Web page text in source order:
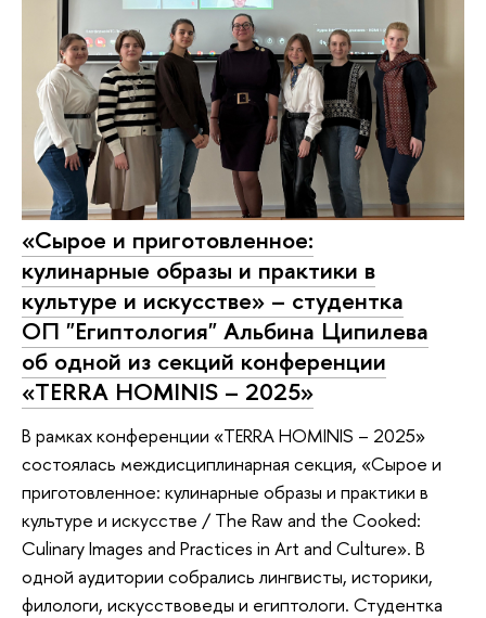
«Сырое и приготовленное:
кулинарные образы и практики в
культуре и искусстве» – студентка
ОП "Египтология" Альбина Ципилева
об одной из секций конференции
«TERRA HOMINIS – 2025»
В рамках конференции «TERRA HOMINIS – 2025»
состоялась междисциплинарная секция, «Сырое и
приготовленное: кулинарные образы и практики в
культуре и искусстве / The Raw and the Cooked:
Culinary Images and Practices in Art and Culture». В
одной аудитории собрались лингвисты, историки,
филологи, искусствоведы и египтологи. Студентка